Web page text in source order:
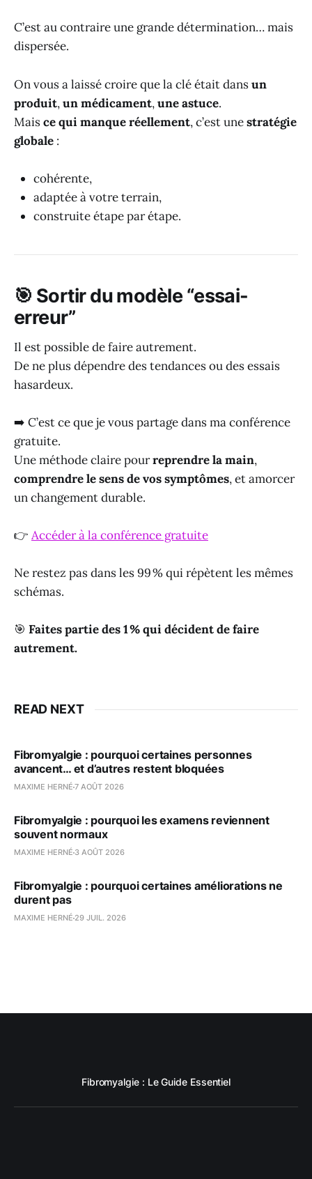
C’est au contraire une grande détermination… mais
dispersée.
On vous a laissé croire que la clé était dansun
produit,un médicament,une astuce.
Maisce qui manque réellement, c’est unestratégie
globale :
cohérente,
adaptée à votre terrain,
construite étape par étape.
🎯 Sortir du modèle “essai-
erreur”
Il est possible de faire autrement.
De ne plus dépendre des tendances ou des essais
hasardeux.
➡️ C’est ce que je vous partage dans ma conférence
gratuite.
Une méthode claire pourreprendre la main,
comprendre le sens de vos symptômes, et amorcer
un changement durable.
👉 Accéder à la conférence gratuite
Ne restez pas dans les 99 % qui répètent les mêmes
schémas.
🎯 Faites partie des 1 % qui décident de faire
autrement.
READ NEXT
Fibromyalgie : pourquoi certaines personnes
avancent… et d’autres restent bloquées
MAXIME HERNÉ 7 AOÛT 2026
Fibromyalgie : pourquoi les examens reviennent
souvent normaux
MAXIME HERNÉ 3 AOÛT 2026
Fibromyalgie : pourquoi certaines améliorations ne
durent pas
MAXIME HERNÉ 29 JUIL. 2026
Fibromyalgie : Le Guide Essentiel